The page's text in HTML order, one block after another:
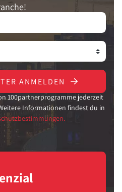
ANMELDEN
100partnerprogramme jederzeit
Informationen findest du in